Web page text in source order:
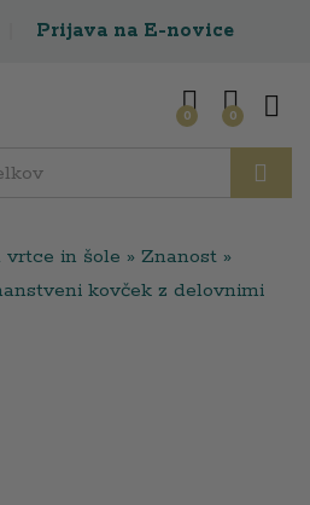
Prijava na E-novice
0 0
vrtce in šole » Znanost »
kovček z delovnimi